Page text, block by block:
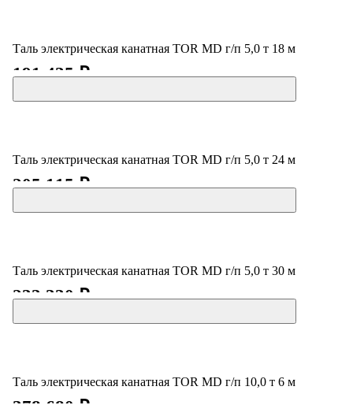
Таль электрическая канатная TOR MD г/п 5,0 т 18 м
191 435 ₽
Таль электрическая канатная TOR MD г/п 5,0 т 24 м
205 115 ₽
Таль электрическая канатная TOR MD г/п 5,0 т 30 м
233 330 ₽
Таль электрическая канатная TOR MD г/п 10,0 т 6 м